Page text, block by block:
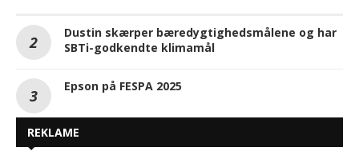
Dustin skærper bæredygtighedsmålene og har
SBTi-godkendte klimamål
Epson på FESPA 2025
REKLAME